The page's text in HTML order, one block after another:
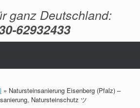
ganz Deutschland:
62932433
» Natursteinsanierung Eisenberg (Pfalz) –
Natursteinschutz ツ